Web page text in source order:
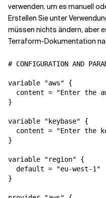
verwenden, um es manuell
Erstellen Sieunter
müssen nichts ändern, aber
Terraform-Dokumentation
# CONFIGURATION AND
variable "aws" {
content = "Enter the
}
variable "keybase" {
content = "Enter the
}
variable "region" {
  default = "eu-west-1"
}